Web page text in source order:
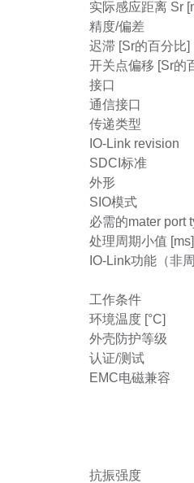
实际感应距离 Sr
精度/偏差
迟滞 [Sr的百分比]
开关点偏移 [Sr的
接口
通信接口
传递类型
IO-Link revision
SDCI标准
外形
SIO模式
必需的mater port
处理周期小值 [ms]
IO-Link功能（非
工作条件
环境温度 [°C]
外壳防护等级
认证/测试
EMC电磁兼容
抗振强度